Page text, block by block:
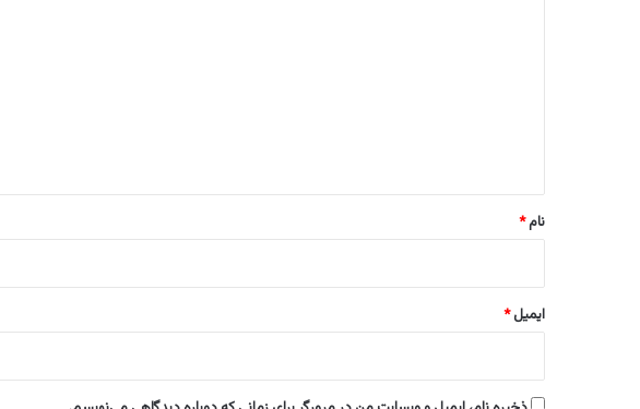
نام*
ایمیل*